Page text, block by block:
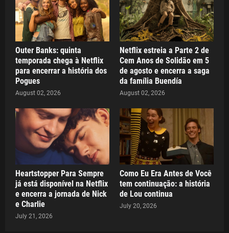
Outer Banks: quinta
temporada chega à Netflix
para encerrar a história dos
Pogues
August 02, 2026
Netflix estreia a Parte 2 de
Cem Anos de Solidão em 5
de agosto e encerra a saga
da família Buendía
August 02, 2026
Heartstopper Para Sempre
já está disponível na Netflix
e encerra a jornada de Nick
e Charlie
July 21, 2026
Como Eu Era Antes de Você
tem continuação: a história
de Lou continua
July 20, 2026